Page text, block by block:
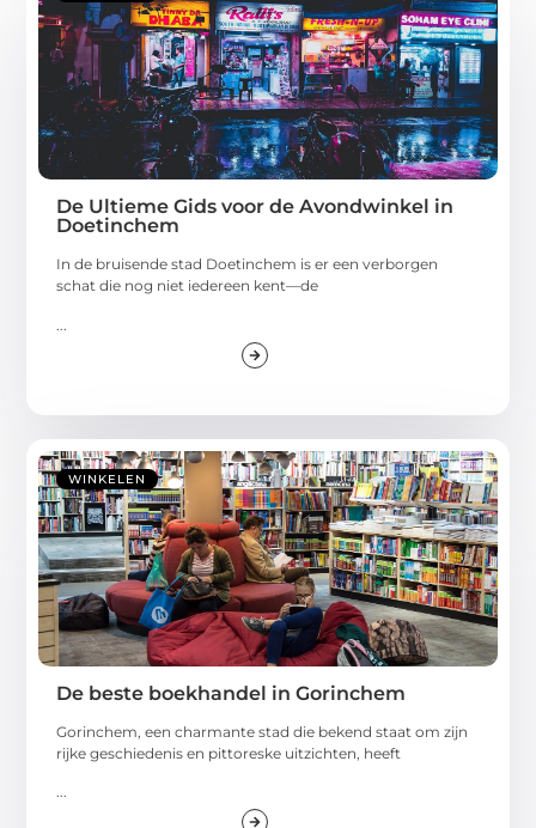
De Ultieme Gids voor de Avondwinkel in
Doetinchem
In de bruisende stad Doetinchem is er een verborgen
schat die nog niet iedereen kent—de
WINKELEN
De beste boekhandel in Gorinchem
Gorinchem, een charmante stad die bekend staat om zijn
rijke geschiedenis en pittoreske uitzichten, heeft
...